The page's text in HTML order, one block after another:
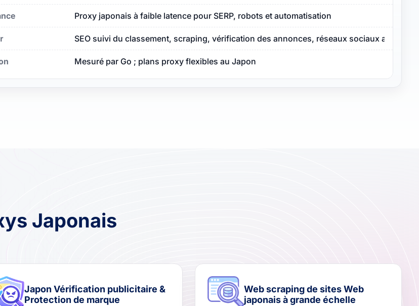
Proxy japonais à faible latence pour SERP, robots et automatisation
SEO suivi du classement, scraping, vérification des annonces, réseaux sociaux au Japon
Mesuré par Go ; plans proxy flexibles au Japon
Japonais
Japon Vérification publicitaire &
Protection de marque
Web scraping de sites Web
japonais à grande échelle